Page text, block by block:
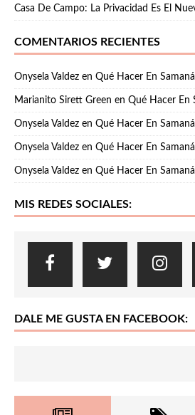
Casa De Campo: La Privacidad Es El
COMENTARIOS RECIENTES
Onysela Valdez en Qué Hacer En Samaná
Marianito Sirett Green en Qué Hacer En
Onysela Valdez en Qué Hacer En Samaná
Onysela Valdez en Qué Hacer En Samaná
Onysela Valdez en Qué Hacer En Samaná
MIS REDES SOCIALES:
DALE ME GUSTA EN FACEBOOK: